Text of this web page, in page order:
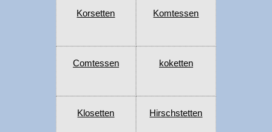
Korsetten Komtessen
Comtessen koketten
Klosetten Hirschstetten